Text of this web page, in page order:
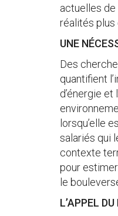
actuelles
réalités plus
UNE
Des
quantifient
d’énergie
lorsqu’elle
salariés qui
contexte
pour
le
L’APPEL